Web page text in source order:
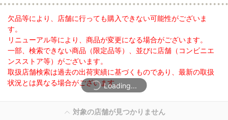
Loading...
欠品等により、店舗に行っても購入できない可能性がございま
す。
リニューアル等により、商品が変更になる場合がございます。
一部、検索できない商品（限定品等）、並びに店舗（コンビニエ
ンスストア等）がございます。
取扱店舗検索は過去の出荷実績に基づくものであり、最新の取扱
状況とは異なる場合がございます。
対象の店舗が見つかりません